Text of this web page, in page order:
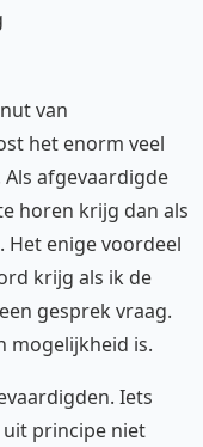
van
het enorm veel
afgevaardigde
horen krijg dan als
Het enige voordeel
krijg als ik de
gesprek vraag.
mogelijkheid is.
Iets
principe niet